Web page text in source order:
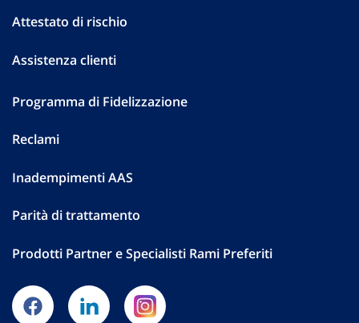
Attestato di rischio
Assistenza clienti
Programma di Fidelizzazione
Reclami
Inadempimenti AAS
Parità di trattamento
Prodotti Partner e Specialisti Rami Preferiti